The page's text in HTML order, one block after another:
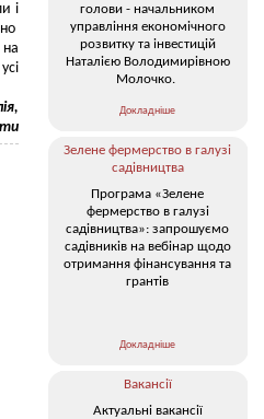
і
на
голови - начальником
управління економічного
розвитку та інвестицій
Наталією Володимирівною
Молочко.
Докладніше
Зелене фермерство в галузі
садівництва
Програма «Зелене
фермерство в галузі
садівництва»: запрошуємо
садівників на вебінар щодо
отримання фінансування та
грантів
Докладніше
Вакансії
Актуальні вакансії